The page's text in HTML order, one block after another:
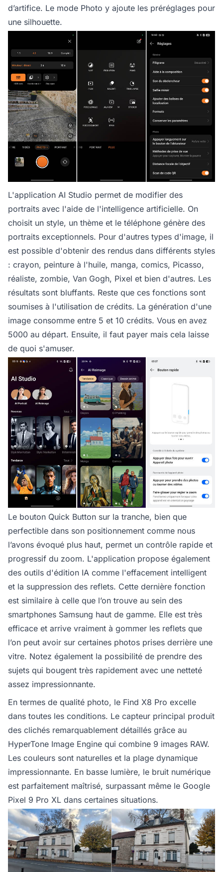
d’artifice. Le mode Photo y ajoute les préréglages pour
une silhouette.
L'application AI Studio permet de modifier des
portraits avec l'aide de l'intelligence artificielle. On
choisit un style, un thème et le téléphone génère des
portraits exceptionnels. Pour d'autres types d'image, il
est possible d'obtenir des rendus dans différents styles
: crayon, peinture à l'huile, manga, comics, Picasso,
réaliste, zombie, Van Gogh, Pixel et bien d'autres. Les
résultats sont bluffants. Reste que ces fonctions sont
soumises à l'utilisation de crédits. La génération d'une
image consomme entre 5 et 10 crédits. Vous en avez
5000 au départ. Ensuite, il faut payer mais cela laisse
de quoi s'amuser.
Le bouton Quick Button sur la tranche, bien que
perfectible dans son positionnement comme nous
l’avons évoqué plus haut, permet un contrôle rapide et
progressif du zoom. L'application propose également
des outils d'édition IA comme l'effacement intelligent
et la suppression des reflets. Cette dernière fonction
est similaire à celle que l’on trouve au sein des
smartphones Samsung haut de gamme. Elle est très
efficace et arrive vraiment à gommer les reflets que
l’on peut avoir sur certaines photos prises derrière une
vitre. Notez également la possibilité de prendre des
sujets qui bougent très rapidement avec une netteté
assez impressionnante.
En termes de qualité photo, le Find X8 Pro excelle
dans toutes les conditions. Le capteur principal produit
des clichés remarquablement détaillés grâce au
HyperTone Image Engine qui combine 9 images RAW.
Les couleurs sont naturelles et la plage dynamique
impressionnante. En basse lumière, le bruit numérique
est parfaitement maîtrisé, surpassant même le Google
Pixel 9 Pro XL dans certaines situations.